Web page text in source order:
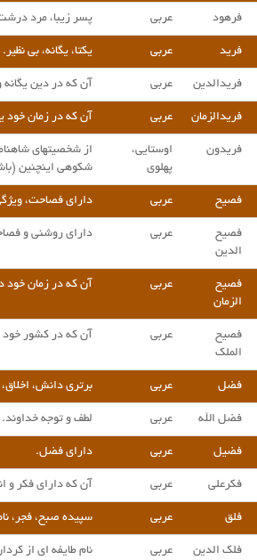
فرهود عربی پسر زیبا، مرد
فرید عربی یکتا، یگانه، بی نظیر.
فریدالدین عربی آن که در دین
فریدالزمان عربی آن که در زمان خود
فریدون
اوستایی،
پهلوی
از شخصیتهای
شکوهی اینچنین
فصیح عربی دارای فصاحت،
فصیح
الدین
عربی دارای روشنی و
فصیح
الزمان
عربی آن که در زمان خود
فصیح
الملک
عربی آن که در کشور
فضل عربی برتری دانش،
فضل الله عربی لطف و توجه خداوند.
فضیل عربی دارای فضل.
فکرعلی عربی آن که دارای فکر
فلق عربی سپیده صبح، فجر،
فلک الدین عربی نام طایفه ای از